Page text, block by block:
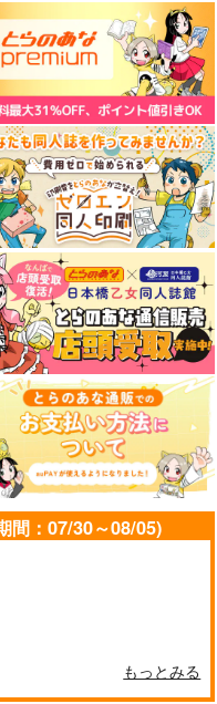
間：07/30～08/05)
もっとみる